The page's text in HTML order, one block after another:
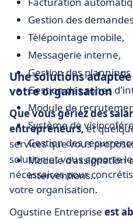
Gestion des
Télépointage mobile,
Messagerie interne,
Gestion des
Gestion des zones
Module de
Système de
Gestion des
Module d'assignation
interventions...
Une solutions
votre organisation
Que vous gériez des
entrepreneurs,et
services que vous
solution et vous apporte
nécessaires pour
votre organisation.
Ogustine Entreprise est